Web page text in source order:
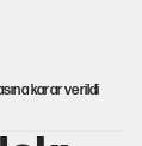
karar verildi